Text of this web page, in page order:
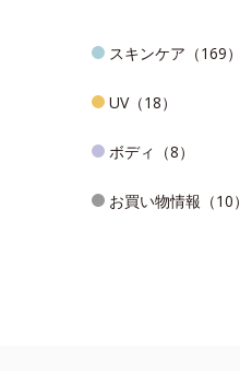
スキンケア（169）
UV（18）
ボディ（8）
お買い物情報（10）